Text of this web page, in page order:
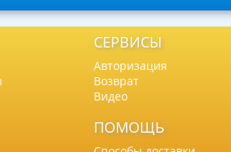
СЕРВИСЫ
Авторизация
Возврат
Видео
ПОМОЩЬ